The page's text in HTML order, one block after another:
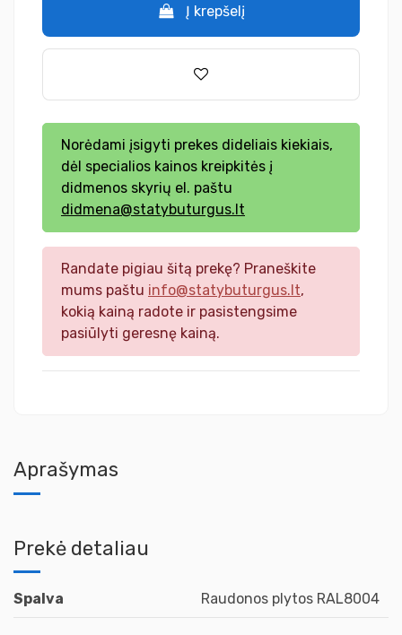
Į krepšelį
Norėdami įsigyti prekes dideliais kiekiais,
dėl specialios kainos kreipkitės į
didmenos skyrių el. paštu
didmena@statybuturgus.lt
Randate pigiau šitą prekę? Praneškite
mums paštu info@statybuturgus.lt,
kokią kainą radote ir pasistengsime
pasiūlyti geresnę kainą.
Aprašymas
Prekė detaliau
Spalva Raudonos plytos RAL8004